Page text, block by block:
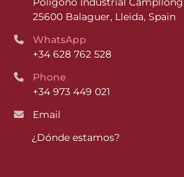
25600 Balaguer, Lleida, Spain
WhatsApp
+34 628 762 528
Phone
+34 973 449 021
Email
¿Dónde estamos?